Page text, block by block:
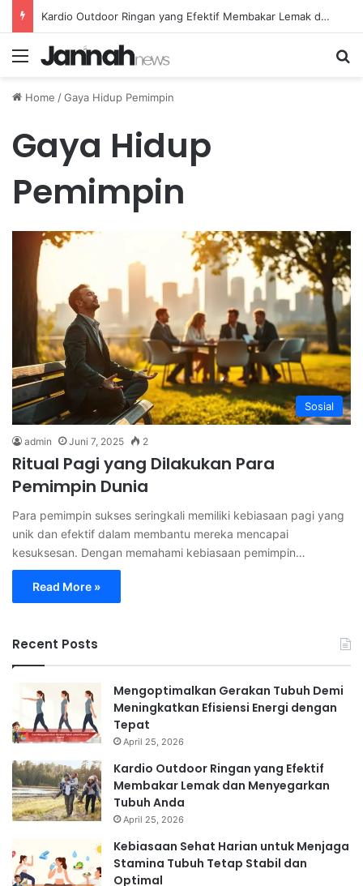
Kardio Outdoor Ringan yang Efektif Membakar Lemak dan Menyegarkan Tubuh Anda
Menu
Home /Gaya Hidup Pemimpin
Gaya Hidup
Pemimpin
Sosial
admin Juni 7, 2025 2
Ritual Pagi yang Dilakukan Para
Pemimpin Dunia
Para pemimpin sukses seringkali memiliki kebiasaan pagi yang
unik dan efektif dalam membantu mereka mencapai
kesuksesan. Dengan memahami kebiasaan pemimpin…
Read More »
Recent Posts
Mengoptimalkan Gerakan Tubuh Demi
Meningkatkan Efisiensi Energi dengan
Tepat
April 25, 2026
Kardio Outdoor Ringan yang Efektif
Membakar Lemak dan Menyegarkan
Tubuh Anda
April 25, 2026
Kebiasaan Sehat Harian untuk Menjaga
Stamina Tubuh Tetap Stabil dan
Optimal